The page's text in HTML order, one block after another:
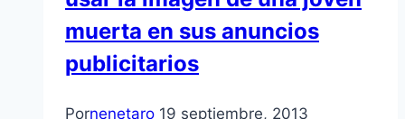
muerta en sus anuncios
publicitarios
Pornenetaro 19 septiembre, 2013